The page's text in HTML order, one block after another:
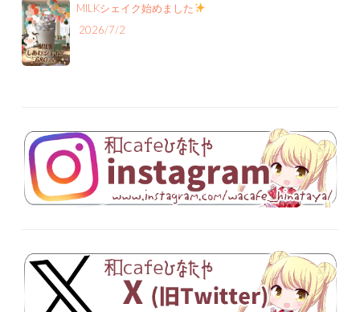
MILKシェイク始めました
2026/7/2